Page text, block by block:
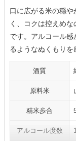
口に広がる米の穏
く、コクは控えめ
です。アルコール
るようなぬくもりを
酒質
原料米
精米歩合
アルコール度数